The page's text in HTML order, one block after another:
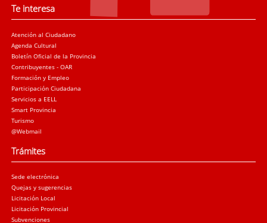
Te interesa
Atención al Ciudadano
Agenda Cultural
Boletín Oficial de la Provincia
Contribuyentes - OAR
Formación y Empleo
Participación Ciudadana
Servicios a EELL
Smart Provincia
Turismo
@Webmail
Trámites
Sede electrónica
Quejas y sugerencias
Licitación Local
Licitación Provincial
Subvenciones